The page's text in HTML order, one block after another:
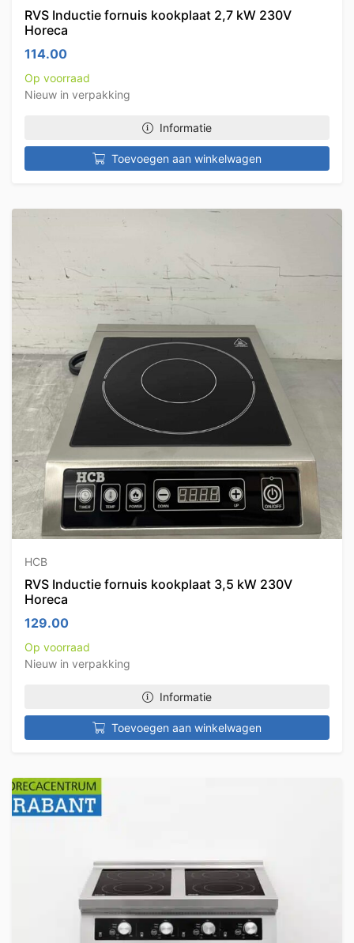
RVS Inductie fornuis kookplaat 2,7 kW 230V
Horeca
114.00
Op voorraad
Nieuw in verpakking
Informatie
Toevoegen aan winkelwagen
HCB
RVS Inductie fornuis kookplaat 3,5 kW 230V
Horeca
129.00
Op voorraad
Nieuw in verpakking
Informatie
Toevoegen aan winkelwagen